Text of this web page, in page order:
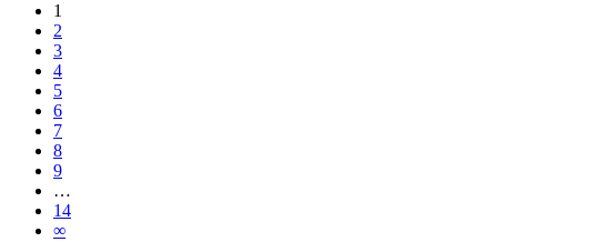
1
2
3
4
5
6
7
8
9
…
14
∞